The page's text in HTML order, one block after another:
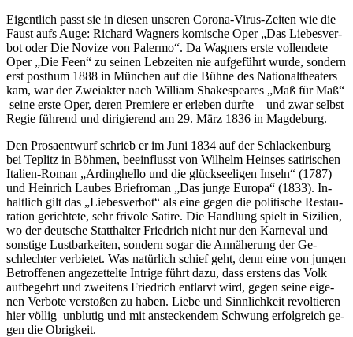
Ei­gent­lich passt sie in die­sen un­se­ren Co­ro­na-Vi­rus-Zei­ten wie die
Faust aufs Auge: Ri­chard Wag­ners ko­mi­sche Oper „Das Lie­bes­ver­
bot oder Die No­vi­ze von Pa­ler­mo“. Da Wag­ners ers­te voll­ende­te
Oper „Die Feen“ zu sei­nen Leb­zei­ten nie auf­ge­führt wur­de, son­dern
erst post­hum 1888 in Mün­chen auf die Büh­ne des Na­tio­nal­thea­ters
kam, war der Zwei­ak­ter nach Wil­liam Shake­speares „Maß für Maß“
sei­ne ers­te Oper, de­ren Pre­mie­re er er­le­ben durf­te – und zwar selbst
Re­gie füh­rend und di­ri­gie­rend am 29. März 1836 in Magdeburg.
Den Pro­sa­ent­wurf schrieb er im Juni 1834 auf der Schla­cken­burg
bei Te­plitz in Böh­men, be­ein­flusst von Wil­helm Hein­ses sa­ti­ri­schen
Ita­li­en-Ro­man „Ar­ding­hel­lo und die glück­see­li­gen In­seln“ (1787)
und Hein­rich Lau­bes Brief­ro­man „Das jun­ge Eu­ro­pa“ (1833). In­
halt­lich gilt das „Lie­bes­ver­bot“ als eine ge­gen die po­li­ti­sche Re­stau­
ra­ti­on ge­rich­te­te, sehr fri­vo­le Sa­ti­re. Die Hand­lung spielt in Si­zi­li­en,
wo der deut­sche Statt­hal­ter Fried­rich nicht nur den Kar­ne­val und
sons­ti­ge Lust­bar­kei­ten, son­dern so­gar die An­nä­he­rung der Ge­
schlech­ter ver­bie­tet. Was na­tür­lich schief geht, denn eine von jun­gen
Be­trof­fe­nen an­ge­zet­tel­te In­tri­ge führt dazu, dass ers­tens das Volk
auf­be­gehrt und zwei­tens Fried­rich ent­larvt wird, ge­gen sei­ne ei­ge­
nen Ver­bo­te ver­sto­ßen zu ha­ben. Lie­be und Sinn­lich­keit re­vol­tie­ren
hier völ­lig un­blu­tig und mit an­ste­cken­dem Schwung er­folg­reich ge­
gen die Obrigkeit.